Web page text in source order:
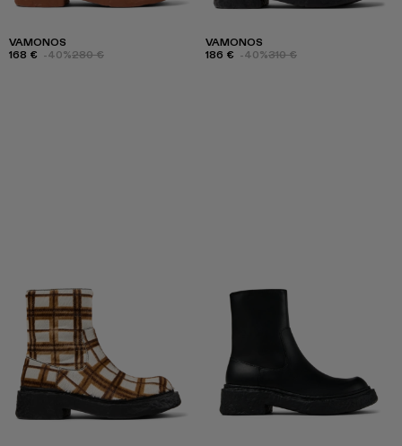
VAMONOS
168 € -40%280 €
VAMONOS
186 € -40%310 €